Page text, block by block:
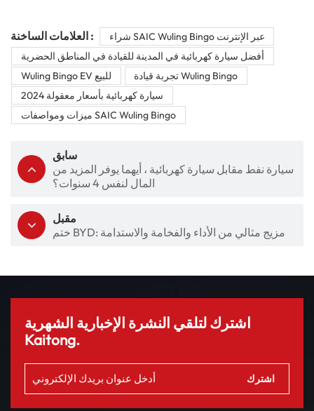
العلامات الساخنة :
شراء SAIC Wuling Bingo عبر الإنترنت
أفضل سيارة كهربائية في المدينة للقيادة في المناطق الحضرية
Wuling Bingo EV للبيع
تجربة قيادة Wuling Bingo
سيارة كهربائية بأسعار معقولة 2024
ميزات ومواصفات SAIC Wuling Bingo
سابق
سيارة نفط مقابل سيارة كهربائية ، أيهما يوفر المزيد من
المال لنفس 4 سنوات؟
مقبل
ختم BYD: مزيج مثالي من الأداء والفخامة والاستدامة
اشترك لتلقي النشرة الإخبارية الشهرية
Kaitong.